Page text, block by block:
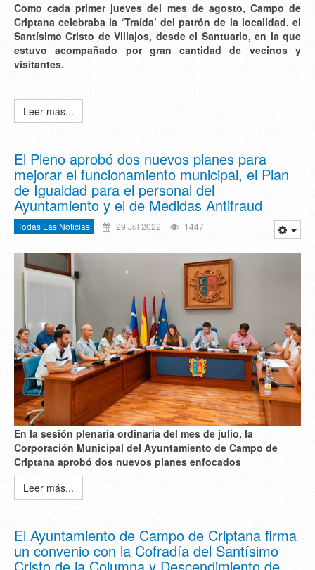
Como cada primer jueves del mes de agosto, Campo de
Criptana celebraba la ‘Traída’ del patrón de la localidad, el
Santísimo Cristo de Villajos, desde el Santuario, en la que
estuvo acompañado por gran cantidad de vecinos y
visitantes.
Leer más...
El Pleno aprobó dos nuevos planes para
mejorar el funcionamiento municipal, el Plan
de Igualdad para el personal del
Ayuntamiento y el de Medidas Antifraud
Todas Las Noticias 29 Jul 2022 1447
En la sesión plenaria ordinaria del mes de julio, la
Corporación Municipal del Ayuntamiento de Campo de
Criptana aprobó dos nuevos planes enfocados
Leer más...
El Ayuntamiento de Campo de Criptana firma
un convenio con la Cofradía del Santísimo
Cristo de la Columna y Descendimiento de